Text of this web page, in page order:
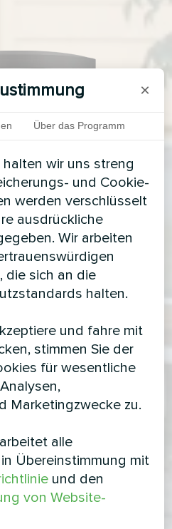
×
Über das Programm
wir uns streng
und Cookie-
werden verschlüsselt
ausdrückliche
Wir arbeiten
die sich an die
halten.
und fahre mit
stimmen Sie der
für wesentliche
Marketingzwecke zu.
alle
Übereinstimmung mit
und den
von Website-